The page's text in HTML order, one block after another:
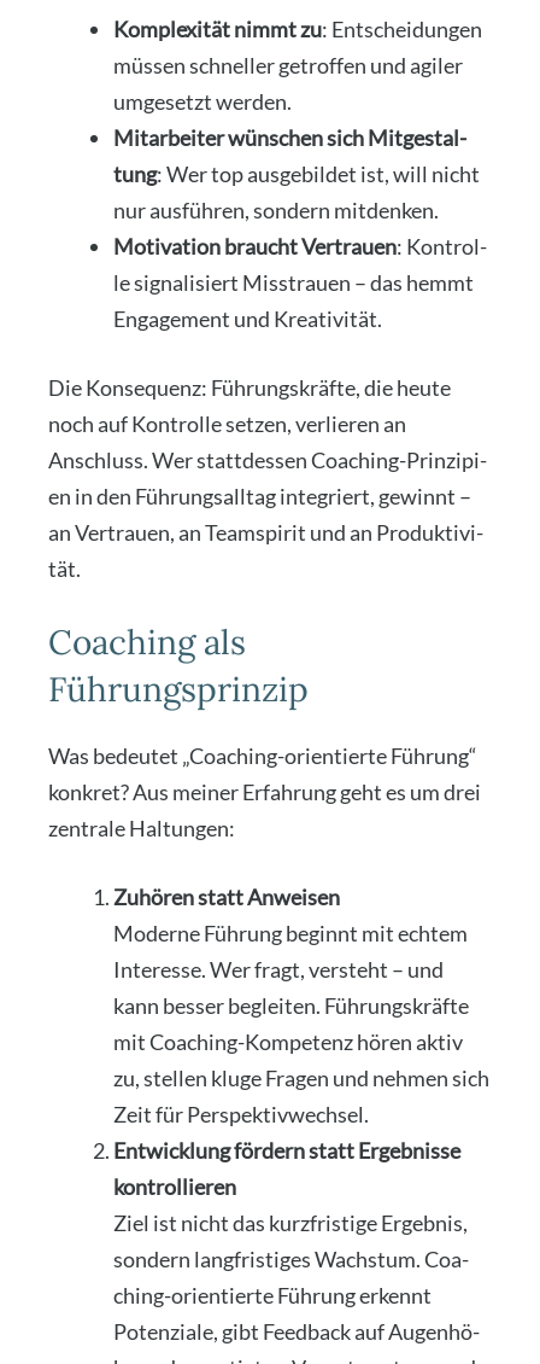
Kom­ple­xi­tät nimmt zu: Ent­schei­dun­gen
müs­sen schnel­ler getrof­fen und agi­ler
umge­setzt wer­den.
Mit­ar­bei­ter wün­schen sich Mit­ge­stal­
tung: Wer top aus­ge­bil­det ist, will nicht
nur aus­füh­ren, son­dern mit­den­ken.
Moti­va­ti­on braucht Ver­trau­en: Kon­trol­
le signa­li­siert Miss­trau­en – das hemmt
Enga­ge­ment und Krea­ti­vi­tät.
Die Kon­se­quenz: Füh­rungs­kräf­te, die heu­te
noch auf Kon­trol­le set­zen, ver­lie­ren an
Anschluss. Wer statt­des­sen Coa­ching-Prin­zi­pi­
en in den Füh­rungs­all­tag inte­griert, gewinnt –
an Ver­trau­en, an Team­spi­rit und an Pro­duk­ti­vi­
tät.
Coaching als
Führungsprinzip
Was bedeu­tet „Coa­ching-ori­en­tier­te Füh­rung“
kon­kret? Aus mei­ner Erfah­rung geht es um drei
zen­tra­le Hal­tun­gen:
Zuhö­ren statt Anwei­sen
Moder­ne Füh­rung beginnt mit ech­tem
Inter­es­se. Wer fragt, ver­steht – und
kann bes­ser beglei­ten. Füh­rungs­kräf­te
mit Coa­ching-Kom­pe­tenz hören aktiv
zu, stel­len klu­ge Fra­gen und neh­men sich
Zeit für Per­spek­tiv­wech­sel.
Ent­wick­lung för­dern statt Ergeb­nis­se
kon­trol­lie­ren
Ziel ist nicht das kurz­fris­ti­ge Ergeb­nis,
son­dern lang­fris­ti­ges Wachs­tum. Coa­
ching-ori­en­tier­te Füh­rung erkennt
Poten­zia­le, gibt Feed­back auf Augen­hö­